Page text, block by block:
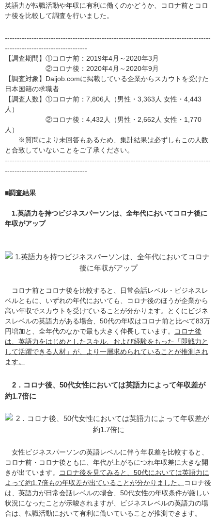
英語力が転職活動や年収に有利に働くのかどうか、コロナ前とコロ
ナ後を比較して調査を行いました。
-------------------------------------------------------------------------------------
----------------------------------
【調査期間】①コロナ前：2019年4月～2020年3月
②コロナ後：2020年4月～2020年9月
【調査対象】Daijob.comに掲載している企業からスカウトを受けた
日本国籍の求職者
【調査人数】①コロナ前：7,806人（男性・3,363人 女性・4,443
人）
②コロナ後：4,432人（男性・2,662人 女性・1,770
人）
※質問により未回答もあるため、集計結果は必ずしもこの人数
と合致していないことをご了承ください。
-------------------------------------------------------------------------------------
----------------------------------
■調査結果
1.英語力を持つビジネスパーソンは、全年代においてコロナ後に
年収がアップ
コロナ前とコロナ後を比較すると、日常会話レベル・ビジネスレ
ベルともに、いずれの年代においても、コロナ後のほうが企業から
高い年収でスカウトを受けていることが分かります。とくにビジネ
スレベルの英語力がある場合、50代の年収はコロナ前と比べて83万
円増加と、全年代のなかで最も大きく伸長しています。
コロナ後
は、英語力をはじめとしたスキル、および経験をもった「即戦力と
して活躍できる人材」が、より一層求められていることが推測され
ます。
2．コロナ後、50代女性においては英語力によって年収差が
約1.7倍に
女性ビジネスパーソンの英語レベルに伴う年収差を比較すると、
コロナ前・コロナ後ともに、年代が上がるにつれ年収差に大きな開
きが出ています。
コロナ後を見てみると、50代においては英語力に
よって約1.7倍もの年収差が出ていることが分かりました。
コロナ後
は、英語力が日常会話レベルの場合、50代女性の年収条件が厳しい
状況になったことが示唆されますが、ビジネスレベルの英語力の場
合は、転職活動において有利に働いていることが推測できます。